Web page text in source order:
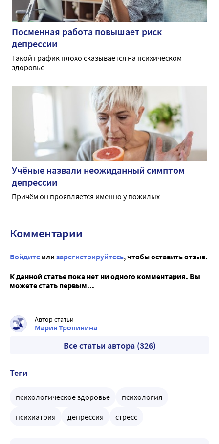
Посменная работа повышает риск
депрессии
Такой график плохо сказывается на психическом
здоровье
Учёные назвали неожиданный симптом
депрессии
Причём он проявляется именно у пожилых
Комментарии
Войдите или зарегистрируйтесь, чтобы оставить отзыв.
К данной статье пока нет ни одного комментария. Вы
можете стать первым...
Автор статьи
Мария Тропинина
Все статьи автора (326)
Теги
психологическое здоровье
психология
психиатрия
депрессия стресс